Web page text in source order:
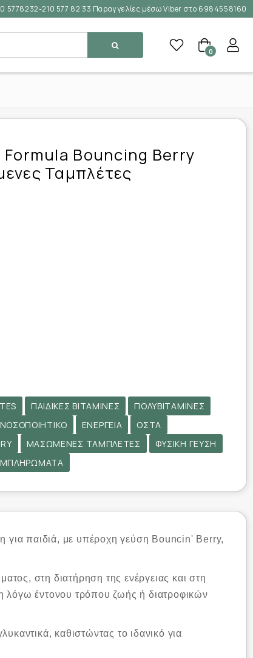
5778232-210 577 82 33 Παραγγελίες μέσω Viber στο 6984558160
0
Bouncing Berry
Ταμπλέτες
ΠΑΙΔΙΚΈΣ ΒΙΤΑΜΊΝΕΣ
ΠΟΛΥΒΙΤΑΜΊΝΕΣ
ΕΝΈΡΓΕΙΑ
ΟΣΤΆ
ΜΑΣΏΜΕΝΕΣ ΤΑΜΠΛΈΤΕΣ
ΦΥΣΙΚΉ ΓΕΎΣΗ
για παιδιά, με υπέροχη γεύση Bouncin' Berry,
στη διατήρηση της ενέργειας και στη
λόγω έντονου τρόπου ζωής ή διατροφικών
καθιστώντας το ιδανικό για